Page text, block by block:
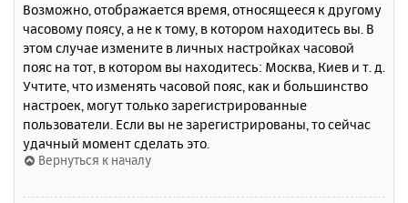
Возможно, отображается время, относящееся к другому
часовому поясу, а не к тому, в котором находитесь вы. В
этом случае измените в личных настройках часовой
пояс на тот, в котором вы находитесь: Москва, Киев и т. д.
Учтите, что изменять часовой пояс, как и большинство
настроек, могут только зарегистрированные
пользователи. Если вы не зарегистрированы, то сейчас
удачный момент сделать это.
Вернуться к началу